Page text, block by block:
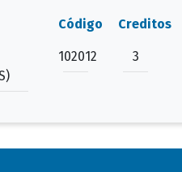
Código Creditos
102012 3